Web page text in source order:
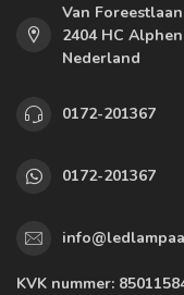
Van
2404 HC
Nederland
0172-201367
0172-201367
KVK nummer: